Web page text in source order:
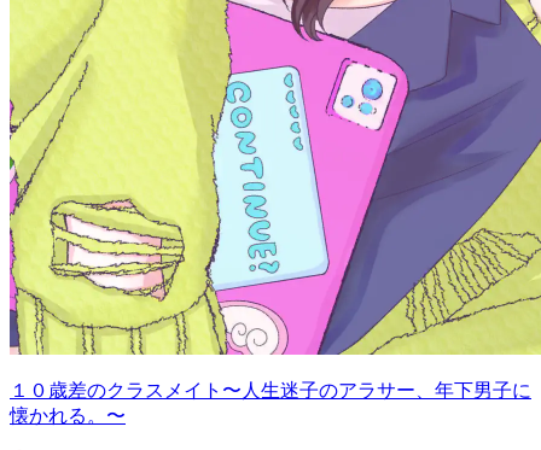
１０歳差のクラスメイト〜人生迷子のアラサー、年下男子に
懐かれる。〜